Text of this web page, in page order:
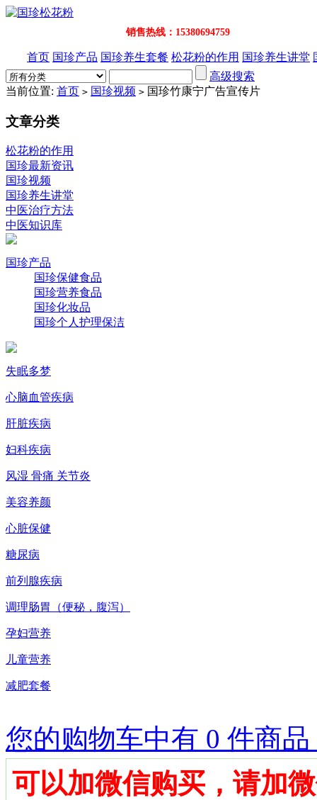
销售热线：15380694759
首页 国珍产品 国珍养生套餐 松花粉的作用 国珍养生讲堂
高级搜索
当前位置: 首页 > 国珍视频 > 国珍竹康宁广告宣传片
文章分类
松花粉的作用
国珍最新资讯
国珍视频
国珍养生讲堂
中医治疗方法
中医知识库
国珍产品
国珍保健食品
国珍营养食品
国珍化妆品
国珍个人护理保洁
失眠多梦
心脑血管疾病
肝脏疾病
妇科疾病
风湿 骨痛 关节炎
美容养颜
心脏保健
糖尿病
前列腺疾病
调理肠胃（便秘，腹泻）
孕妇营养
儿童营养
减肥套餐
您的购物车中有 0 件商
可以加微信购买，请加